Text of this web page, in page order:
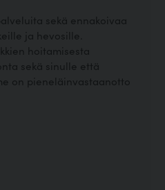
sekä ennakoivaa
ja hevosille.
hoitamisesta
sekä sinulle että
on pieneläinvastaanotto